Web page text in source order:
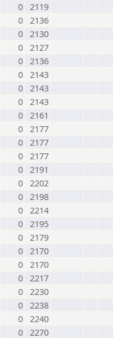
0 2119
0 2136
0 2130
0 2127
0 2136
0 2143
0 2143
0 2143
0 2161
0 2177
0 2177
0 2177
0 2191
0 2202
0 2198
0 2214
0 2195
0 2179
0 2170
0 2170
0 2217
0 2230
0 2238
0 2240
0 2270